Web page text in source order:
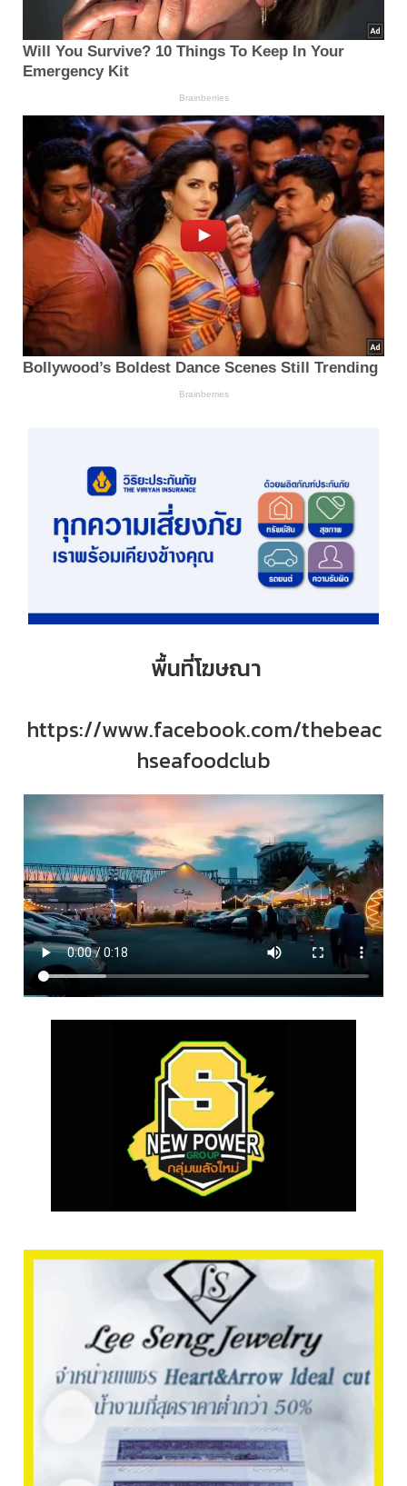
พื้นที่โฆษณา
https://www.facebook.com/thebeac
hseafoodclub